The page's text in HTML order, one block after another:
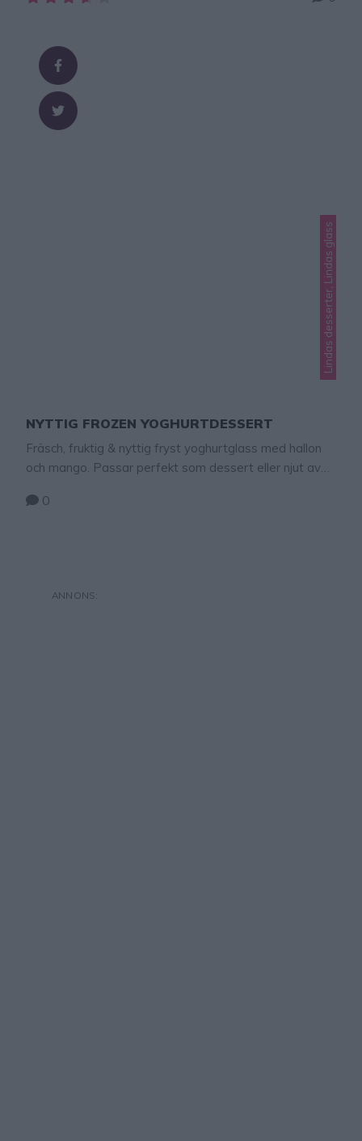
färdigt …
Lindas desserter, Lindas glass
NYTTIG FROZEN YOGHURTDESSERT
Fräsch, fruktig & nyttig fryst yoghurtglass med hallon
och mango. Passar perfekt som dessert eller njut av
utan tillsatt socker! Nyttig frozen yoghurtdessert
0